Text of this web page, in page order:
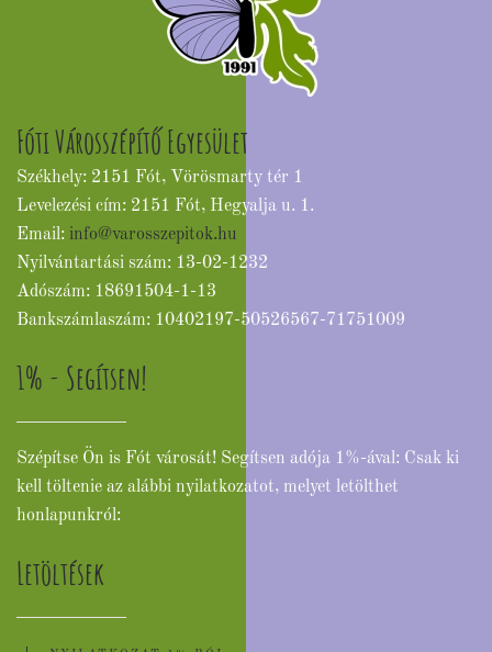
Fóti Városszépítő Egyesület
Székhely: 2151 Fót, Vörösmarty tér 1
Levelezési cím: 2151 Fót, Hegyalja u. 1.
Email: info@varosszepitok.hu
Nyilvántartási szám: 13-02-1232
Adószám: 18691504-1-13
Bankszámlaszám: 10402197-50526567-71751009
1% - Segítsen!
Szépítse Ön is Fót városát! Segítsen adója 1%-ával: Csak ki
kell töltenie az alábbi nyilatkozatot, melyet letölthet
honlapunkról:
Letöltések